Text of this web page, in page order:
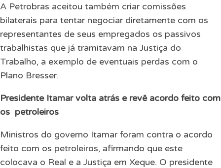
A Petrobras aceitou também criar comissões
bilaterais para tentar negociar diretamente com os
representantes de seus empregados os passivos
trabalhistas que já tramitavam na Justiça do
Trabalho, a exemplo de eventuais perdas com o
Plano Bresser.
Presidente Itamar volta atrás e revê acordo feito com
os petroleiros
Ministros do governo Itamar foram contra o acordo
feito com os petroleiros, afirmando que este
colocava o Real e a Justiça em Xeque. O presidente